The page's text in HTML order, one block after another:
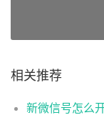
相关推荐
新微信号怎么